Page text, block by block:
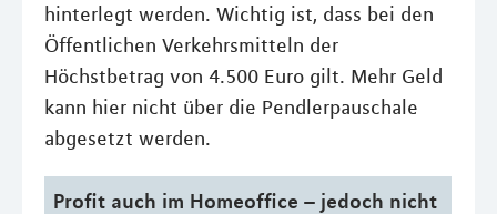
hinterlegt werden. Wichtig ist, dass bei den
Öffentlichen Verkehrsmitteln der
Höchstbetrag von 4.500 Euro gilt. Mehr Geld
kann hier nicht über die Pendlerpauschale
abgesetzt werden.
Profit auch im Homeoffice – jedoch nicht